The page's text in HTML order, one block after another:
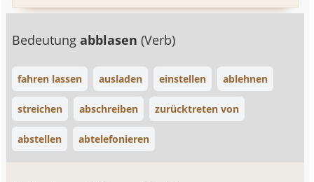
Bedeutungabblasen(Verb)
fahren lassen ausladen einstellen ablehnen
streichen abschreiben zurücktreten von
abstellen abtelefonieren